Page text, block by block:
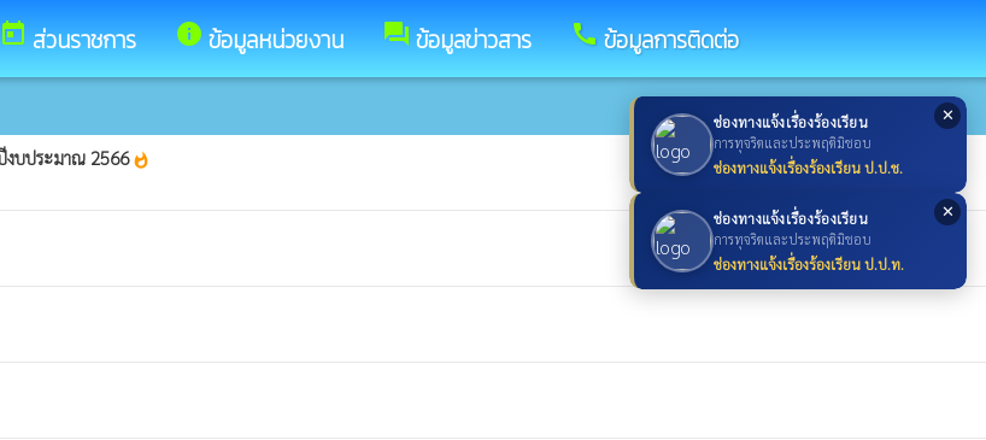
✕
ช่องทางแจ้งเรื่องร้องเรียน
การทุจริตและประพฤติมิชอบ
ช่องทางแจ้งเรื่องร้องเรียน ป.ป.ช.
✕
ช่องทางแจ้งเรื่องร้องเรียน
การทุจริตและประพฤติมิชอบ
ช่องทางแจ้งเรื่องร้องเรียน ป.ป.ท.
today ส่วนราชการ info ข้อมูลหน่วยงาน forum ข้อมูลข่าวสาร call ข้อมูลการติดต่อ
งบประมาณ 2566whatshot